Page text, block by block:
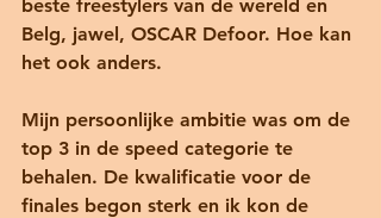
beste freestylers van de wereld en
Belg, jawel, OSCAR Defoor. Hoe kan
het ook anders.
Mijn persoonlijke ambitie was om de
top 3 in de speed categorie te
behalen. De kwalificatie voor de
finales begon sterk en ik kon de